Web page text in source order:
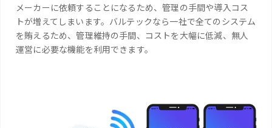
メーカーに依頼することになるため、管理の手間や導入コス
トが増えてしまいます。バルテックなら一社で全てのシステム
を賄えるため、管理維持の手間、コストを大幅に低減、無人
運営に必要な機能を利用できます。